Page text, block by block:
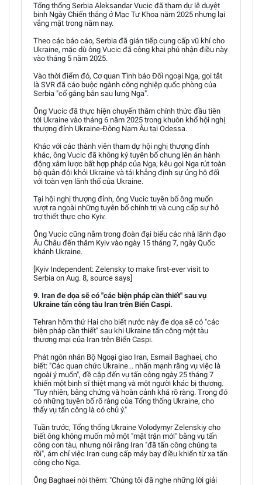
Tổng thống Serbia Aleksandar Vucic đã tham dự lễ duyệt
binh Ngày Chiến thắng ở Mạc Tư Khoa năm 2025 nhưng lại
vắng mặt trong năm nay.
Theo các báo cáo, Serbia đã gián tiếp cung cấp vũ khí cho
Ukraine, mặc dù ông Vucic đã công khai phủ nhận điều này
vào tháng 5 năm 2025.
Vào thời điểm đó, Cơ quan Tình báo Đối ngoại Nga, gọi tắt
là SVR đã cáo buộc ngành công nghiệp quốc phòng của
Serbia "cố gắng bắn sau lưng Nga".
Ông Vucic đã thực hiện chuyến thăm chính thức đầu tiên
tới Ukraine vào tháng 6 năm 2025 trong khuôn khổ hội nghị
thượng đỉnh Ukraine-Đông Nam Âu tại Odessa.
Khác với các thành viên tham dự hội nghị thượng đỉnh
khác, ông Vucic đã không ký tuyên bố chung lên án hành
động xâm lược bất hợp pháp của Nga, kêu gọi Nga rút toàn
bộ quân đội khỏi Ukraine và tái khẳng định sự ủng hộ đối
với toàn vẹn lãnh thổ của Ukraine.
Tại hội nghị thượng đỉnh, ông Vucic tuyên bố ông muốn
vượt ra ngoài những tuyên bố chính trị và cung cấp sự hỗ
trợ thiết thực cho Kyiv.
Ông Vucic cũng nằm trong đoàn đại biểu các nhà lãnh đạo
Âu Châu đến thăm Kyiv vào ngày 15 tháng 7, ngày Quốc
khánh Ukraine.
[Kyiv Independent: Zelensky to make first-ever visit to
Serbia on Aug. 8, source says]
9. Iran đe dọa sẽ có "các biện pháp cần thiết" sau vụ
Ukraine tấn công tàu Iran trên Biển Caspi.
Tehran hôm thứ Hai cho biết nước này đe dọa sẽ có "các
biện pháp cần thiết" sau khi Ukraine tấn công một tàu
thương mại của Iran trên Biển Caspi.
Phát ngôn nhân Bộ Ngoại giao Iran, Esmail Baghaei, cho
biết: "Các quan chức Ukraine... nhấn mạnh rằng vụ việc là
ngoài ý muốn", đề cập đến vụ tấn công ngày 25 tháng 7
khiến một binh sĩ thiệt mạng và một người khác bị thương.
"Tuy nhiên, bằng chứng và hoàn cảnh khá rõ ràng. Trong đó
có những tuyên bố rõ ràng của Tổng thống Ukraine, cho
thấy vụ tấn công là có chủ ý."
Tuần trước, Tổng thống Ukraine Volodymyr Zelenskiy cho
biết ông không muốn mở một "mặt trận mới" bằng vụ tấn
công con tàu, nhưng nói rằng Iran "đã tấn công chúng ta
rồi", ám chỉ việc Iran cung cấp máy bay điều khiển từ xa tấn
công cho Nga.
Ông Baghaei nói thêm: "Chúng tôi đã nghe những lời giải